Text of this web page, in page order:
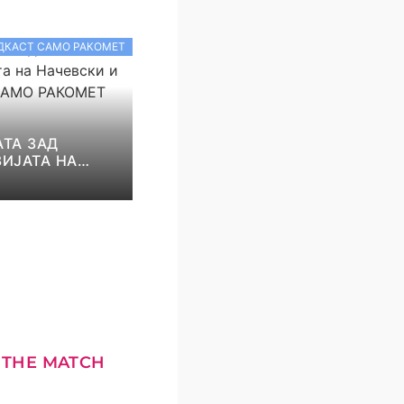
САМО РАКОМЕТ
ЗАД
НА
И НИКОЛОВ!
С5Е8
MATCH